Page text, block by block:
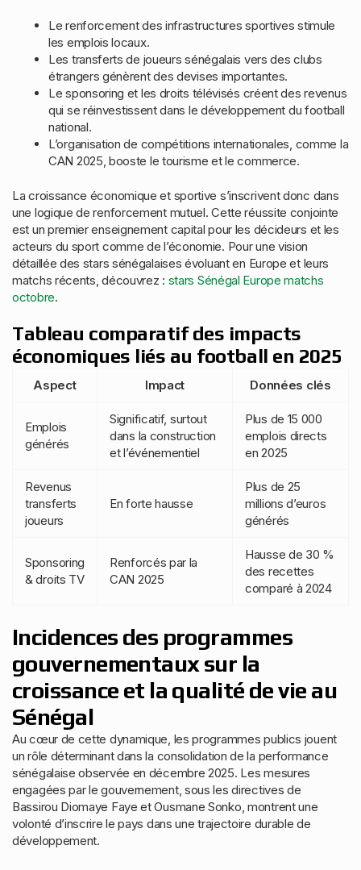
Le renforcement des infrastructures sportives stimule
les emplois locaux.
Les transferts de joueurs sénégalais vers des clubs
étrangers génèrent des devises importantes.
Le sponsoring et les droits télévisés créent des revenus
qui se réinvestissent dans le développement du football
national.
L’organisation de compétitions internationales, comme la
CAN 2025, booste le tourisme et le commerce.
La croissance économique et sportive s’inscrivent donc dans
une logique de renforcement mutuel. Cette réussite conjointe
est un premier enseignement capital pour les décideurs et les
acteurs du sport comme de l’économie. Pour une vision
détaillée des stars sénégalaises évoluant en Europe et leurs
matchs récents, découvrez : stars Sénégal Europe matchs
octobre.
Tableau comparatif des impacts
économiques liés au football en 2025
Aspect Impact Données clés
Emplois
générés
Significatif, surtout
dans la construction
et l’événementiel
Plus de 15 000
emplois directs
en 2025
Revenus
transferts
joueurs
En forte hausse
Plus de 25
millions d’euros
générés
Sponsoring
& droits TV
Renforcés par la
CAN 2025
Hausse de 30 %
des recettes
comparé à 2024
Incidences des programmes
gouvernementaux sur la
croissance et la qualité de vie au
Sénégal
Au cœur de cette dynamique, les programmes publics jouent
un rôle déterminant dans la consolidation de la performance
sénégalaise observée en décembre 2025. Les mesures
engagées par le gouvernement, sous les directives de
Bassirou Diomaye Faye et Ousmane Sonko, montrent une
volonté d’inscrire le pays dans une trajectoire durable de
développement.